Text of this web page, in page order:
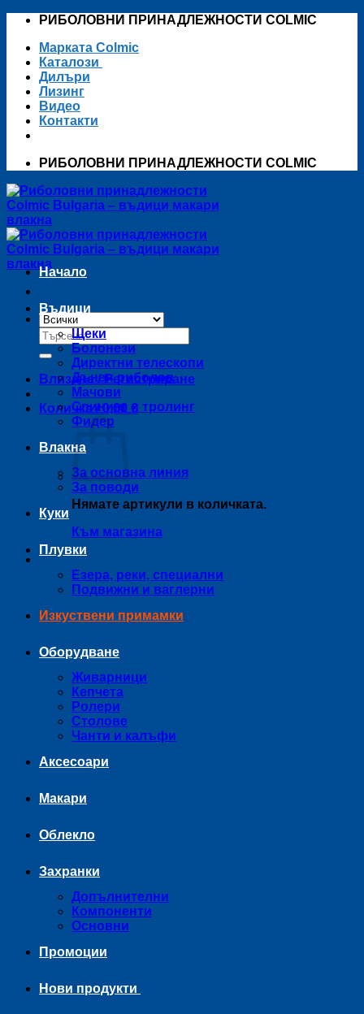
Skip
content
РИБОЛОВНИ ПРИНАДЛЕЖНОСТИ COLMIC
Марката Colmic
Каталози
Дилъри
Лизинг
Видео
Контакти
РИБОЛОВНИ ПРИНАДЛЕЖНОСТИ COLMIC
Търсене
за:
Влизане / Регистриране
Количка /0,00 €
Нямате артикули в количката.
Към магазина
Начало
Въдици
Щеки
Болонези
Директни телескопи
Дънен риболов
Мачови
Спининг и тролинг
Фидер
Влакна
За основна линия
За поводи
Куки
Плувки
Езера, реки, специални
Подвижни и ваглерни
Изкуствени примамки
Оборудване
Живарници
Кепчета
Ролери
Столове
Чанти и калъфи
Аксесоари
Макари
Облекло
Захранки
Допълнителни
Компоненти
Основни
Промоции
Нови продукти